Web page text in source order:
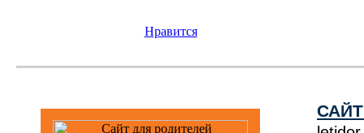
Нравится